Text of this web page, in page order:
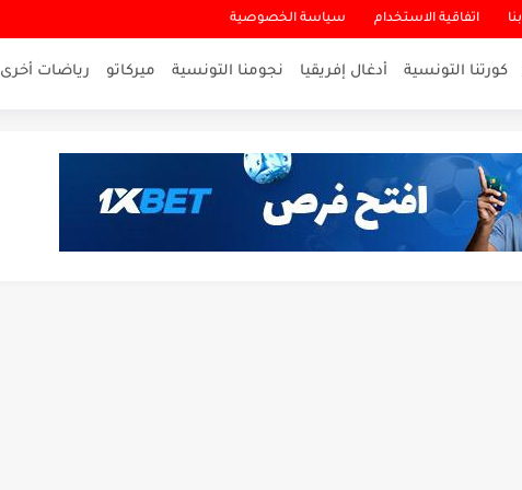
اتفاقية الاستخدام سياسة الخصوصية
كورتنا التونسية أدغال إفريقيا نجومنا التونسية ميركاتو رياضات أخرى